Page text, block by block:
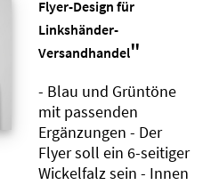
Flyer-Design für
Linkshänder-
Versandhandel"
- Blau und Grüntöne
mit passenden
Ergänzungen - Der
Flyer soll ein 6-seitiger
Wickelfalz sein - Innen